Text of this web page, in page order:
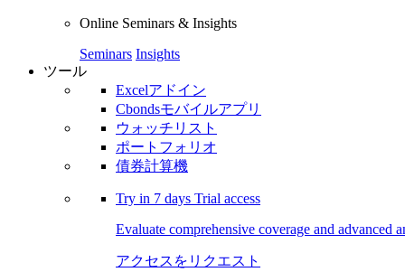
Online Seminars & Insights
Seminars Insights
ツール
Excelアドイン
Cbondsモバイルアプリ
ウォッチリスト
ポートフォリオ
債券計算機
Try in 7 days Trial access
Evaluate comprehensive coverage and advanced
アクセスをリクエスト